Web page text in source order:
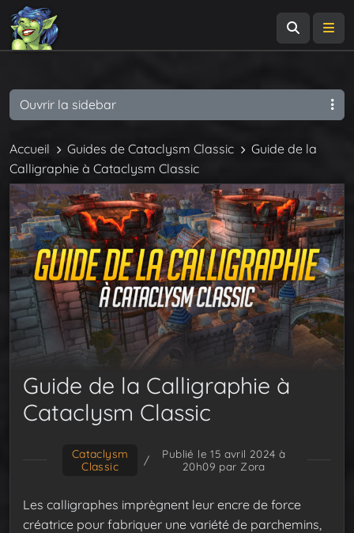
Accueil Guides de Cataclysm Classic
Guide de la
Calligraphie à Cataclysm Classic
Guide de la Calligraphie à
Cataclysm Classic
Cataclysm
Classic
/
Publié le 15 avril 2024 à
20h09 par Zora
Les calligraphes imprègnent leur encre de force
créatrice pour fabriquer une variété de parchemins,
Ouvrir la sidebar